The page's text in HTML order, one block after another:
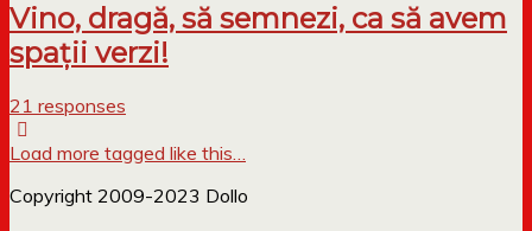
Vino, dragă, să semnezi, ca să avem
spații verzi!
21 responses
Load more tagged like this…
Copyright 2009-2023 Dollo